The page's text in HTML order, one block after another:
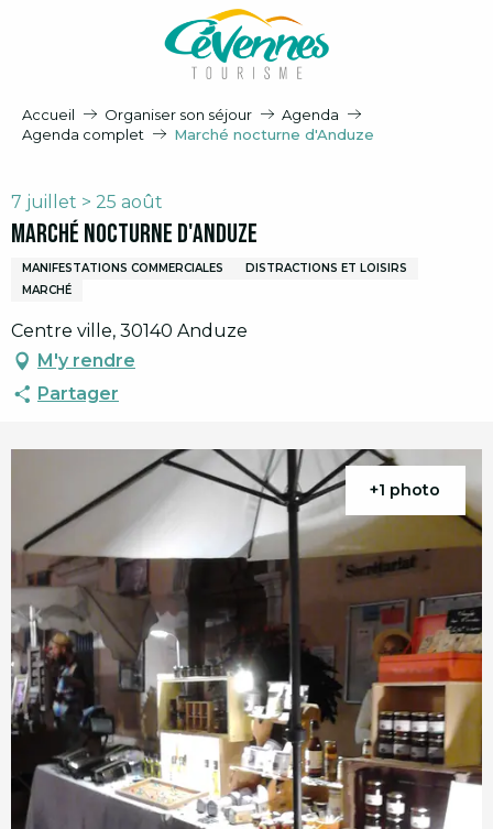
Accueil Organiser son séjour
Agenda
Agenda complet
Marché nocturne d'Anduze
7 juillet > 25 août
Marché nocturne d'Anduze
MANIFESTATIONS COMMERCIALES
DISTRACTIONS ET LOISIRS
MARCHÉ
Centre ville, 30140 Anduze
M'y rendre
Partager
+1 photo